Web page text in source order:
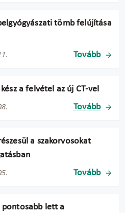
tömb felújítása
Tovább
a felvétel az új CT-vel
Tovább
a szakorvosokat
Tovább
pontosabb lett a